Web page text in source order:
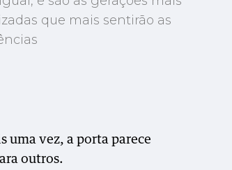
que mais sentirão as
uma vez, a porta parece
outros.